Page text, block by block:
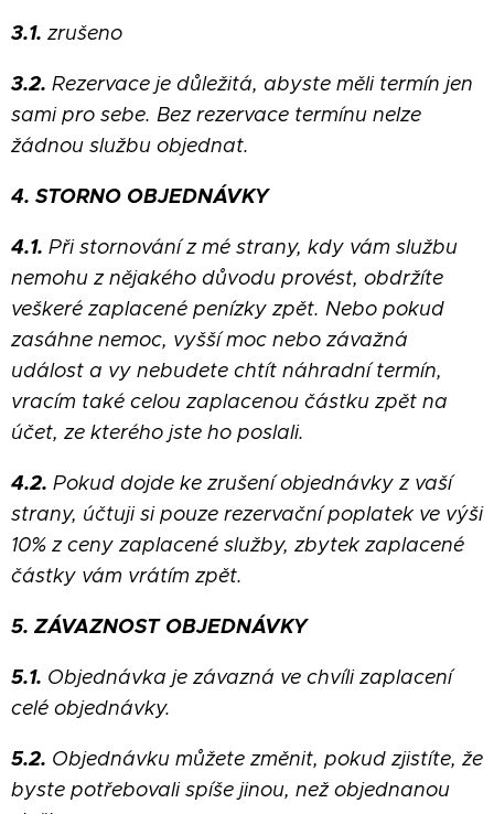
3.1. zrušeno
3.2. Rezervace je důležitá, abyste měli termín jen
sami pro sebe. Bez rezervace termínu nelze
žádnou službu objednat.
4. STORNO OBJEDNÁVKY
4.1. Při stornování z mé strany, kdy vám službu
nemohu z nějakého důvodu provést, obdržíte
veškeré zaplacené penízky zpět. Nebo pokud
zasáhne nemoc, vyšší moc nebo závažná
událost a vy nebudete chtít náhradní termín,
vracím také celou zaplacenou částku zpět na
účet, ze kterého jste ho poslali.
4.2. Pokud dojde ke zrušení objednávky z vaší
strany, účtuji si pouze rezervační poplatek ve výši
10% z ceny zaplacené služby, zbytek zaplacené
částky vám vrátím zpět.
5. ZÁVAZNOST OBJEDNÁVKY
5.1. Objednávka je závazná ve chvíli zaplacení
celé objednávky.
5.2. Objednávku můžete změnit, pokud zjistíte, že
byste potřebovali spíše jinou, než objednanou